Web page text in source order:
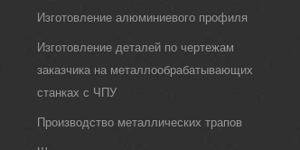
Изготовление алюминиевого профиля
Изготовление деталей по чертежам
заказчика на металлообрабатывающих
станках с ЧПУ
Производство металлических трапов